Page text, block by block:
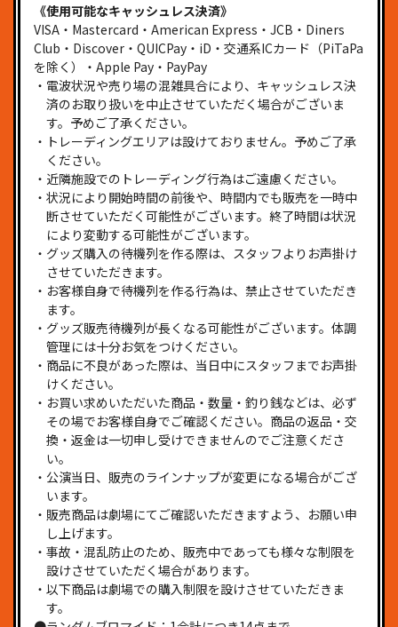
《使用可能なキャッシュレス決済》
VISA・Mastercard・American Express・JCB・Diners
Club・Discover・QUICPay・iD・交通系ICカード（PiTaPa
を除く）・Apple Pay・PayPay
・電波状況や売り場の混雑具合により、キャッシュレス決
済のお取り扱いを中止させていただく場合がございま
す。予めご了承ください。
・トレーディングエリアは設けておりません。予めご了承
ください。
・近隣施設でのトレーディング行為はご遠慮ください。
・状況により開始時間の前後や、時間内でも販売を一時中
断させていただく可能性がございます。終了時間は状況
により変動する可能性がございます。
・グッズ購入の待機列を作る際は、スタッフよりお声掛け
させていただきます。
・お客様自身で待機列を作る行為は、禁止させていただき
ます。
・グッズ販売待機列が長くなる可能性がございます。体調
管理には十分お気をつけください。
・商品に不良があった際は、当日中にスタッフまでお声掛
けください。
・お買い求めいただいた商品・数量・釣り銭などは、必ず
その場でお客様自身でご確認ください。商品の返品・交
換・返金は一切申し受けできませんのでご注意くださ
い。
・公演当日、販売のラインナップが変更になる場合がござ
います。
・販売商品は劇場にてご確認いただきますよう、お願い申
し上げます。
・事故・混乱防止のため、販売中であっても様々な制限を
設けさせていただく場合があります。
・以下商品は劇場での購入制限を設けさせていただきま
す。